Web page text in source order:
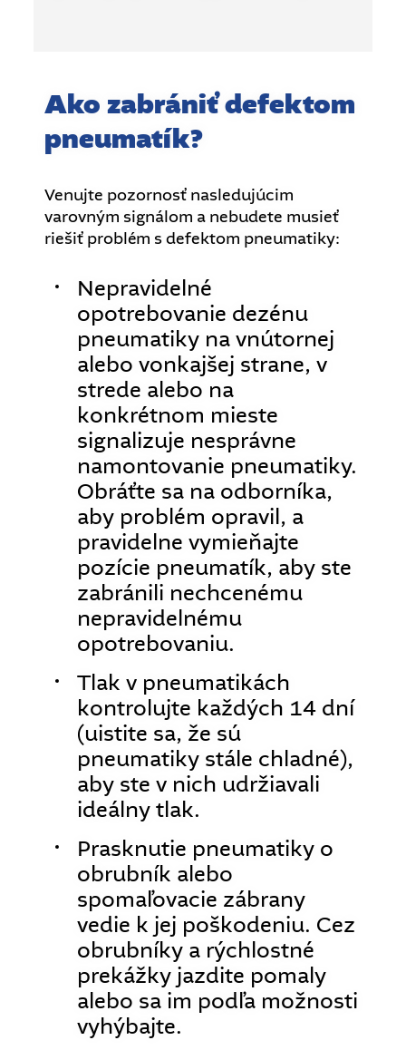
Ako zabrániť defektom
pneumatík?
Venujte pozornosť nasledujúcim
varovným signálom a nebudete musieť
riešiť problém s defektom pneumatiky:
Nepravidelné
opotrebovanie dezénu
pneumatiky na vnútornej
alebo vonkajšej strane, v
strede alebo na
konkrétnom mieste
signalizuje nesprávne
namontovanie pneumatiky.
Obráťte sa na odborníka,
aby problém opravil, a
pravidelne vymieňajte
pozície pneumatík, aby ste
zabránili nechcenému
nepravidelnému
opotrebovaniu.
Tlak v pneumatikách
kontrolujte každých 14 dní
(uistite sa, že sú
pneumatiky stále chladné),
aby ste v nich udržiavali
ideálny tlak.
Prasknutie pneumatiky o
obrubník alebo
spomaľovacie zábrany
vedie k jej poškodeniu. Cez
obrubníky a rýchlostné
prekážky jazdite pomaly
alebo sa im podľa možnosti
vyhýbajte.